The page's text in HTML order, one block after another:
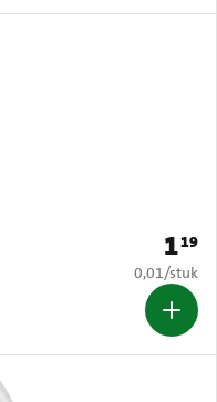
Prijs:
119
€ 0,01 per
0,01/stuk